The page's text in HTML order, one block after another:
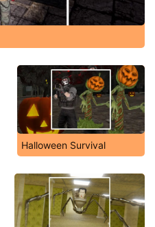
Halloween Survival